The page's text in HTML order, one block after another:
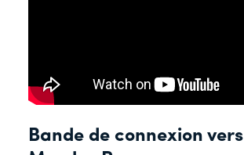
Bande de connexion vers